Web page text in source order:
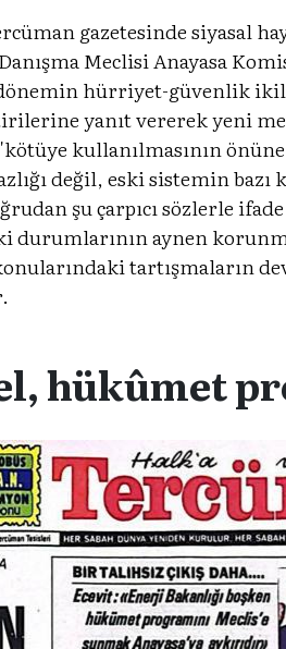
gazetesinde siyasal
Meclisi Anayasa
hürriyet-güvenlik
yanıt vererek yeni
kullanılmasının
değil, eski sistemin bazı
şu çarpıcı sözlerle
durumlarının aynen
tartışmaların
hükûmet